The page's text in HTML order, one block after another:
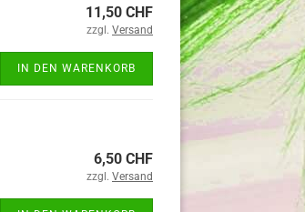
11,50 CHF
zzgl. Versand
IN DEN WARENKORB
6,50 CHF
zzgl. Versand